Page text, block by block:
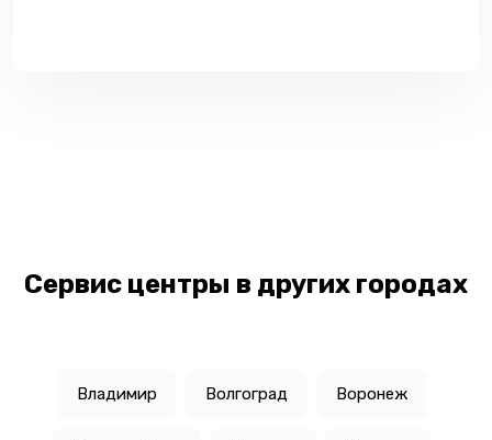
Сервис центры в других городах
Владимир Волгоград Воронеж